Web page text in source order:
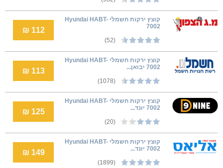
קוצץ ירקות חשמלי Hyundai HABT-
7002
(52)
112 ₪
קוצץ ירקות חשמלי Hyundai HABT-
7002 יבואן...
(1078)
113 ₪
‏קוצץ ירקות חשמלי Hyundai HABT-
7002 יונד...
(20)
125 ₪
‏קוצץ ירקות חשמלי Hyundai HABT-
7002 יונד...
(1899)
149 ₪